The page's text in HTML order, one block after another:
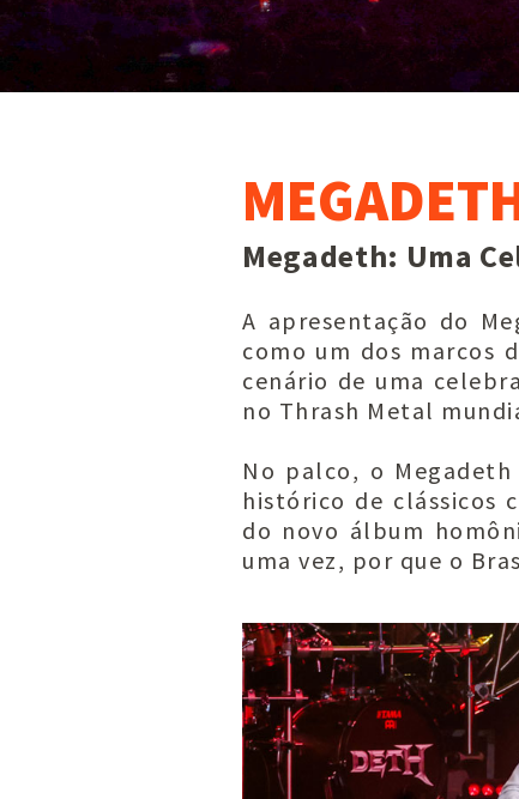
Megadeth: Uma
A apresentação do
como um dos marcos
cenário de uma
no Thrash Metal
No palco, o
histórico de clássicos
do novo álbum
uma vez, por que o